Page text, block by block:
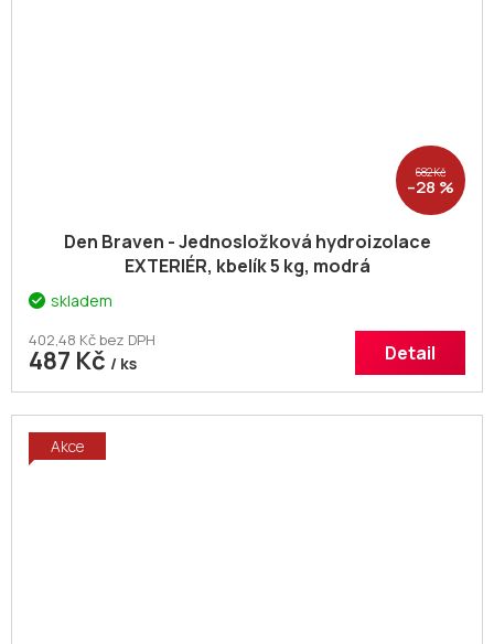
682 Kč
–28 %
Den Braven - Jednosložková hydroizolace
EXTERIÉR, kbelík 5 kg, modrá
skladem
402,48 Kč bez DPH
487 Kč / ks Detail
Akce